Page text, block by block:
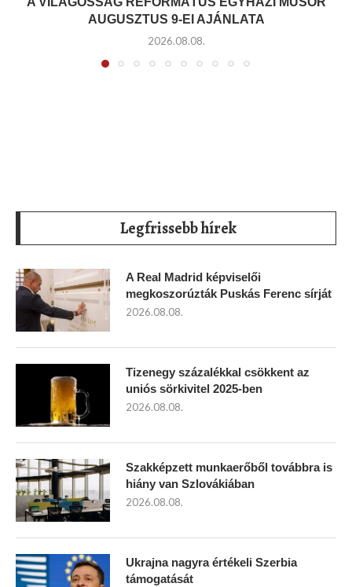
AUGUSZTUS 9-EI AJÁNLATA
2026.08.08.
Legfrissebb hírek
A Real Madrid képviselői
megkoszorúzták Puskás Ferenc sírját
2026.08.08.
Tizenegy százalékkal csökkent az
uniós sörkivitel 2025-ben
2026.08.08.
Szakképzett munkaerőből továbbra is
hiány van Szlovákiában
2026.08.08.
Ukrajna nagyra értékeli Szerbia
támogatását